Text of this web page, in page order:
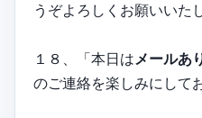
うぞよろしくお願いいた
１８、「本日はメールあ
のご連絡を楽しみにして